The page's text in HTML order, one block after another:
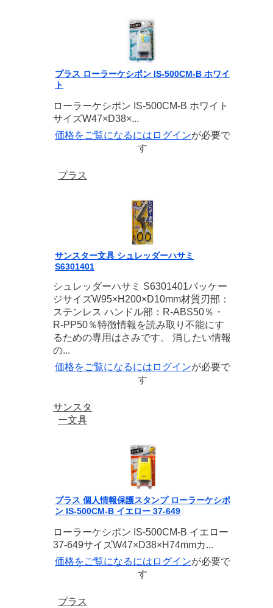
プラス ローラーケシポン IS-500CM-B ホワイ
ト
ローラーケシポン IS-500CM-B ホワイト
サイズW47×D38×...
価格をご覧になるには ログインが必要で
す
プラス
サンスター文具 シュレッダーハサミ
S6301401
シュレッダーハサミ S6301401パッケー
ジサイズW95×H200×D10mm材質刃部：
ステンレス ハンドル部：R-ABS50％・
R-PP50％特徴情報を読み取り不能にす
るための専用はさみです。 消したい情報
の...
価格をご覧になるには ログインが必要で
す
サンスタ
ー文具
プラス 個人情報保護スタンプ ローラーケシポ
ン IS-500CM-B イエロー 37-649
ローラーケシポン IS-500CM-B イエロー
37-649サイズW47×D38×H74mmカ...
価格をご覧になるには ログインが必要で
す
プラス